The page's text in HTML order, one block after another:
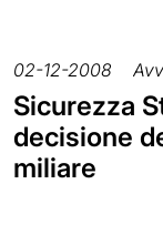
02-12-2008
Sicurezza
decisione
miliare